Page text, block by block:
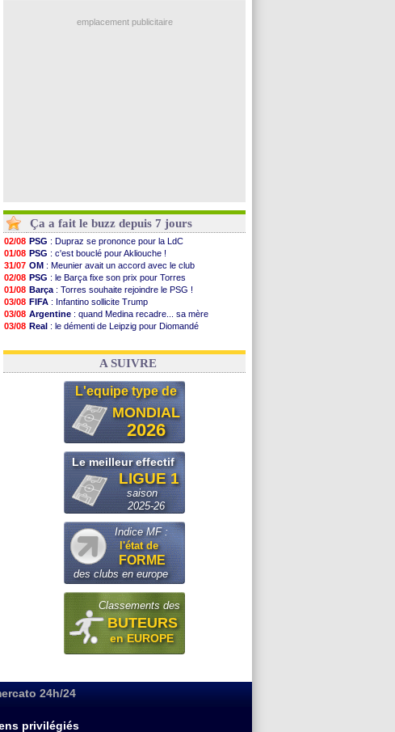
: Mangala va rejoindre Getafe
emplacement publicitaire
Ça a fait le buzz depuis 7 jours
02/08 PSG : Dupraz se prononce pour la LdC
01/08 PSG : c'est bouclé pour Akliouche !
31/07 OM : Meunier avait un accord avec le club
02/08 PSG : le Barça fixe son prix pour Torres
01/08 Barça : Torres souhaite rejoindre le PSG !
03/08 FIFA : Infantino sollicite Trump
03/08 Argentine : quand Medina recadre... sa mère
03/08 Real : le démenti de Leipzig pour Diomandé
31/07 FIFA: le conseiller d'Infantino démissionne !
A SUIVRE
L'equipe type de
MONDIAL
2026
Le meilleur effectif
LIGUE 1
saison
2025-26
Indice MF :
l'état de
FORME
des clubs en europe
Classements des
BUTEURS
en EUROPE
24h/24
privilégiés